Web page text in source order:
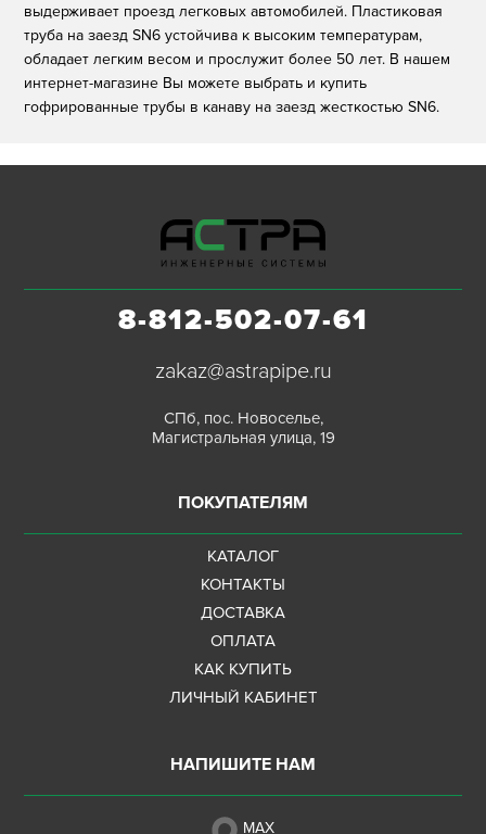
выдерживает проезд легковых автомобилей. Пластиковая
труба на заезд SN6 устойчива к высоким температурам,
обладает легким весом и прослужит более 50 лет. В нашем
интернет-магазине Вы можете выбрать и купить
гофрированные трубы в канаву на заезд жесткостью SN6.
8-812-502-07-61
zakaz@astrapipe.ru
СПб, пос. Новоселье,
Магистральная улица, 19
ПОКУПАТЕЛЯМ
КАТАЛОГ
КОНТАКТЫ
ДОСТАВКА
ОПЛАТА
КАК КУПИТЬ
ЛИЧНЫЙ КАБИНЕТ
НАПИШИТЕ НАМ
MAX